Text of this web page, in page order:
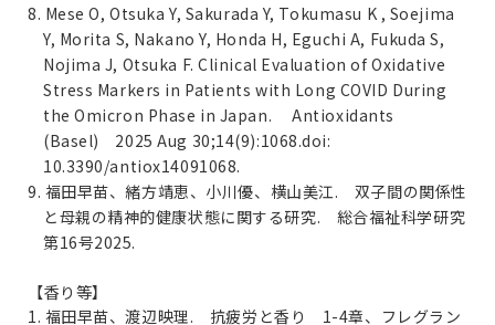
8. Mese O, Otsuka Y, Sakurada Y, Tokumasu K , Soejima
Y, Morita S, Nakano Y, Honda H, Eguchi A, Fukuda S,
Nojima J, Otsuka F. Clinical Evaluation of Oxidative
Stress Markers in Patients with Long COVID During
the Omicron Phase in Japan. Antioxidants
(Basel) 2025 Aug 30;14(9):1068.doi:
10.3390/antiox14091068.
9. 福田早苗、緒方靖恵、小川優、横山美江. 双子間の関係性
と母親の精神的健康状態に関する研究. 総合福祉科学研究
第16号2025.
【香り等】
1. 福田早苗、渡辺映理. 抗疲労と香り 1-4章、フレグラン